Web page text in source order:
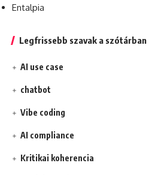
Entalpia
Legfrissebb szavak a szótárban
AI use case
chatbot
Vibe coding
AI compliance
Kritikai koherencia